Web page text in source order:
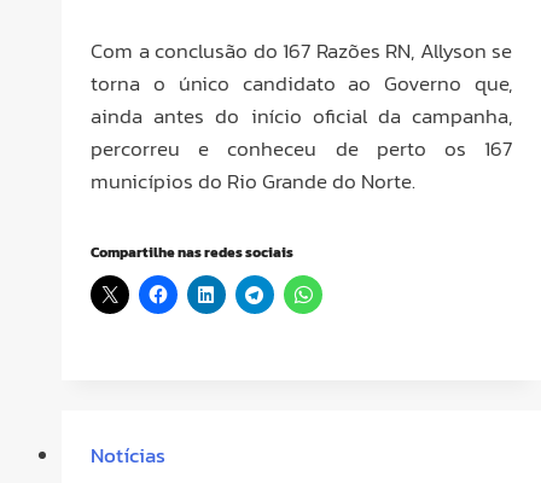
Com a conclusão do 167 Razões RN, Allyson se
torna o único candidato ao Governo que,
ainda antes do início oficial da campanha,
percorreu e conheceu de perto os 167
municípios do Rio Grande do Norte.
Compartilhe nas redes sociais
Notícias